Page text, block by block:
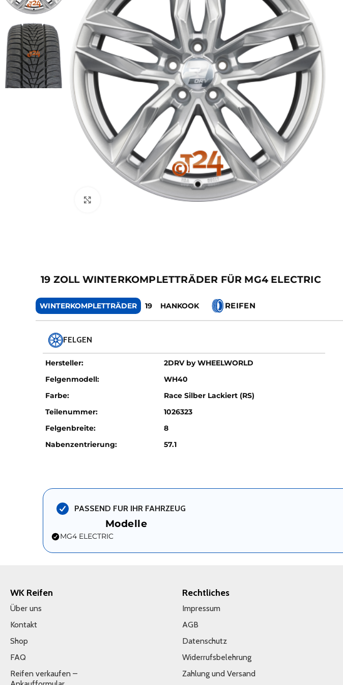
Zum Vergrößern klicken
19 ZOLL WINTERKOMPLETTRÄDER FÜR MG4 ELECTRIC
WINTERKOMPLETTRÄDER 19 HANKOOK REIFEN
FELGEN
Hersteller:
2DRV by WHEELWORLD
Felgenmodell:
WH40
Farbe:
Race Silber Lackiert (RS)
Teilenummer:
1026323
Felgenbreite:
8
Nabenzentrierung:
57.1
PASSEND FUR IHR FAHRZEUG
Modelle
MG4 ELECTRIC
WK Reifen
Über uns
Kontakt
Shop
FAQ
Reifen verkaufen –
Rechtliches
Impressum
AGB
Datenschutz
Widerrufsbelehrung
Zahlung und Versand